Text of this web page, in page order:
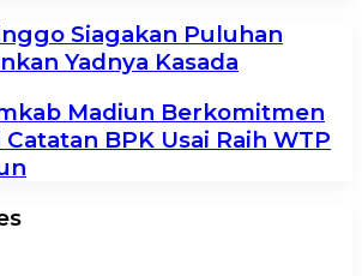
Siagakan Puluhan
Yadnya Kasada
Madiun Berkomitmen
BPK Usai Raih WTP